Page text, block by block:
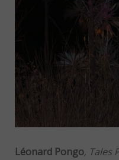
Léonard Pongo, Tales